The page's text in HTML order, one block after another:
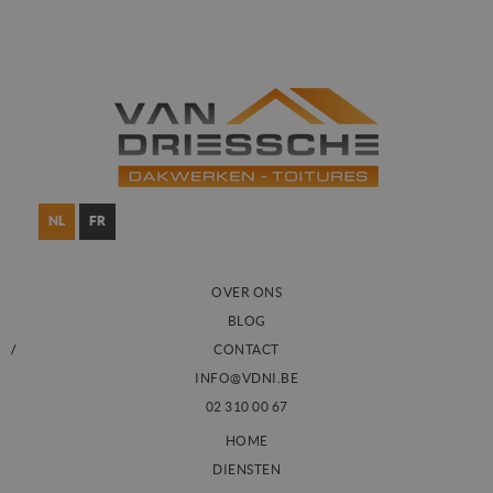
NL FR
OVER ONS
BLOG
CONTACT
INFO@VDNI.BE
02 310 00 67
HOME
DIENSTEN